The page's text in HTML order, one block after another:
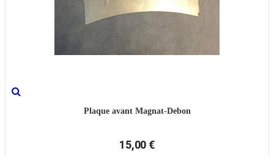
Plaque avant Magnat-Debon
15,00 €